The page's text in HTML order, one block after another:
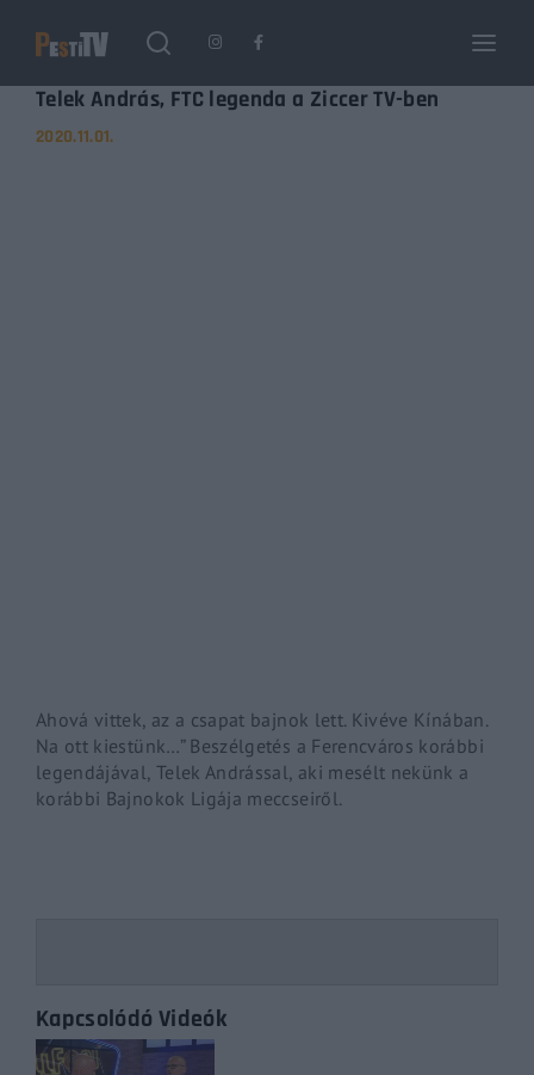
Telek András, FTC legenda a Ziccer TV-ben
2020.11.01.
Ahová vittek, az a csapat bajnok lett. Kivéve Kínában.
Na ott kiestünk…” Beszélgetés a Ferencváros korábbi
legendájával, Telek Andrással, aki mesélt nekünk a
korábbi Bajnokok Ligája meccseiről.
Kapcsolódó Videók
Login Register